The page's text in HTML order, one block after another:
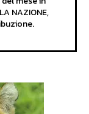
NAZIONE,